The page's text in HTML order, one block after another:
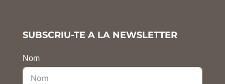
SUBSCRIU-TE A LA NEWSLETTER
Nom